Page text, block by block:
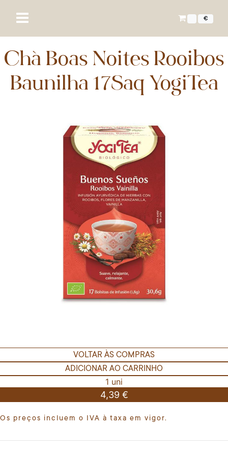
€
Chá Boas Noites Rooibos
Baunilha 17Saq YogiTea
VOLTAR ÀS COMPRAS
ADICIONAR AO CARRINHO
1 uni
4,39 €
Os preços incluem o IVA à taxa em vigor.